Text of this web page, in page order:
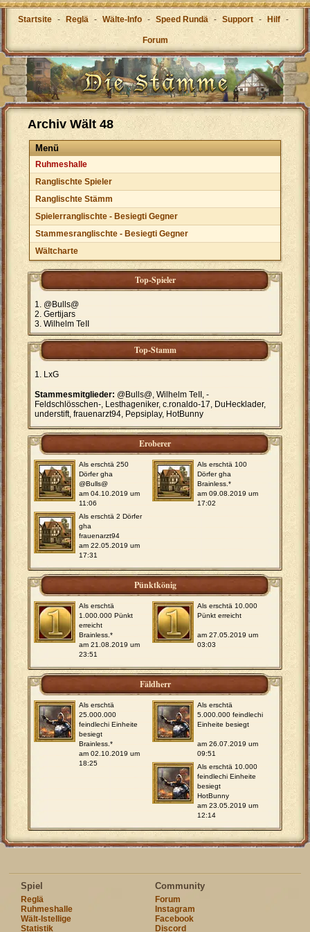
Startsite - Reglä - Wälte-Info - Speed Rundä - Support - Hilf -
Forum
Archiv Wält 48
Menü
Ruhmeshalle
Ranglischte Spieler
Ranglischte Stämm
Spielerranglischte - Besiegti Gegner
Stammesranglischte - Besiegti Gegner
Wältcharte
Top-Spieler
@Bulls@
Gertijars
Wilhelm TeII
Top-Stamm
LxG
Stammesmitglieder: @Bulls@, Wilhelm TeII, -
Feldschlösschen-, Lesthageniker, c.ronaldo-17, DuHecklader,
understift, frauenarzt94, Pepsiplay, HotBunny
Eroberer
Als erschtä 250
Dörfer gha
@Bulls@
am 04.10.2019 um
11:06
Als erschtä 100
Dörfer gha
Brainless.*
am 09.08.2019 um
17:02
Als erschtä 2 Dörfer
gha
frauenarzt94
am 22.05.2019 um
17:31
Pünktkönig
Als erschtä
1.000.000 Pünkt
erreicht
Brainless.*
am 21.08.2019 um
23:51
Als erschtä 10.000
Pünkt erreicht
am 27.05.2019 um
03:03
Fäldherr
Als erschtä
25.000.000
feindlechi Einheite
besiegt
Brainless.*
am 02.10.2019 um
18:25
Als erschtä
5.000.000 feindlechi
Einheite besiegt
am 26.07.2019 um
09:51
Als erschtä 10.000
feindlechi Einheite
besiegt
HotBunny
am 23.05.2019 um
12:14
Spiel
Reglä
Ruhmeshalle
Wält-Istellige
Statistik
Community
Forum
Instagram
Facebook
Discord